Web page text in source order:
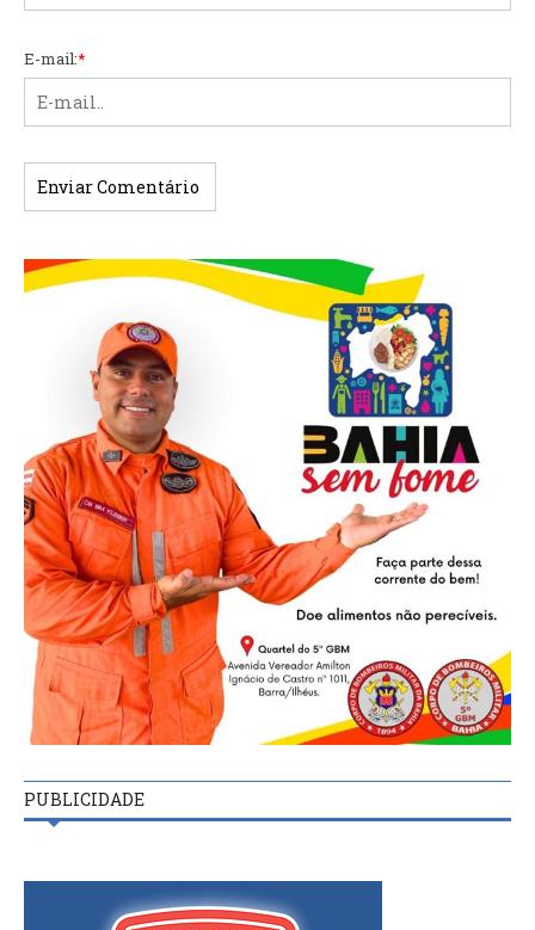
E-mail:*
PUBLICIDADE